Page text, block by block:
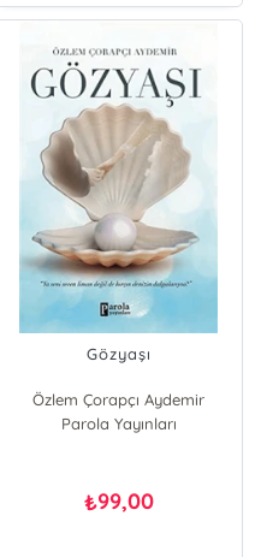
Gözyaşı
Özlem Çorapçı Aydemir
Parola Yayınları
₺99,00